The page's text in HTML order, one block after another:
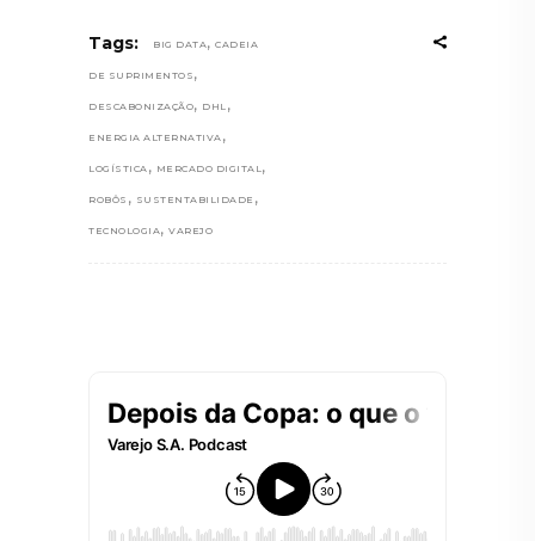
Tags: BIG DATA , CADEIA
DE SUPRIMENTOS ,
DESCABONIZAÇÃO, DHL ,
ENERGIA ALTERNATIVA ,
LOGÍSTICA , MERCADO DIGITAL ,
ROBÔS , SUSTENTABILIDADE ,
TECNOLOGIA , VAREJO